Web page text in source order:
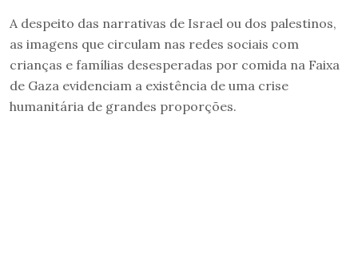
A despeito das narrativas de Israel ou dos palestinos,
as imagens que circulam nas redes sociais com
crianças e famílias desesperadas por comida na Faixa
de Gaza evidenciam a existência de uma crise
humanitária de grandes proporções.